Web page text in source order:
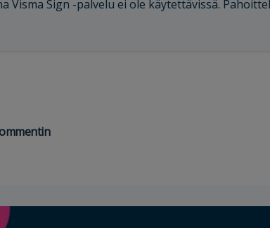
Visma Sign -palvelu ei ole käytettävissä.